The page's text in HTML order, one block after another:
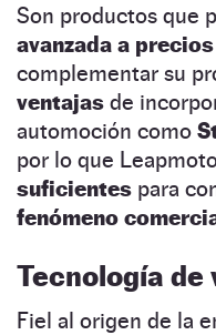
Son productos que
avanzada a
complementar su
ventajas de
automoción como
por lo que
suficientes para
fenómeno
Tecnología de
Fiel al origen de la